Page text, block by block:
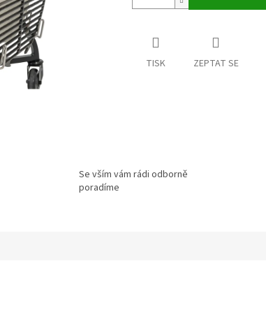
TISK ZEPTAT SE
Se vším vám rádi odborně
poradíme